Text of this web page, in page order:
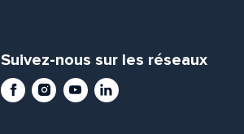
Suivez-nous sur les réseaux
Facebook
Instagram
YoutubeLinkedIn